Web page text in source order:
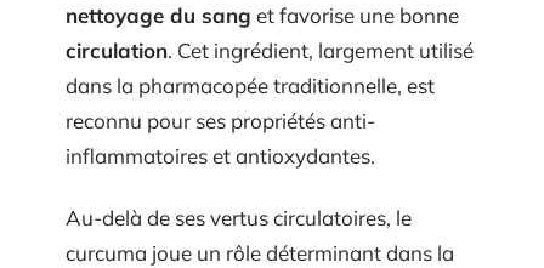
nettoyage du sang et favorise une bonne
circulation. Cet ingrédient, largement utilisé
dans la pharmacopée traditionnelle, est
reconnu pour ses propriétés anti-
inflammatoires et antioxydantes.
Au-delà de ses vertus circulatoires, le
curcuma joue un rôle déterminant dans la